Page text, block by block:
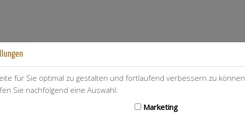
für Sie optimal zu gestalten und fortlaufend verbessern zu
Sie nachfolgend eine Auswahl:
Marketing